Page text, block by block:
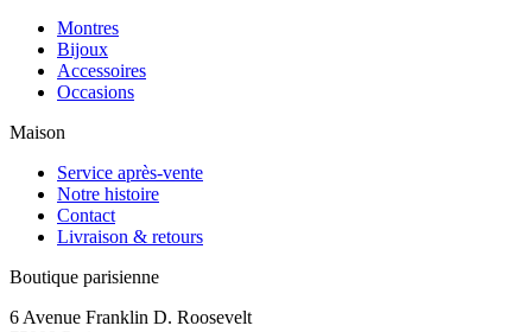
Montres
Bijoux
Accessoires
Occasions
Maison
Service après-vente
Notre histoire
Contact
Livraison & retours
Boutique parisienne
6 Avenue Franklin D. Roosevelt